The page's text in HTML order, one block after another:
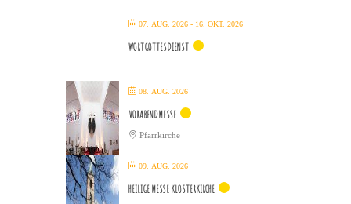
07. AUG. 2026 - 16. OKT. 2026
WORTGOTTESDIENST
08. AUG. 2026
VORABENDMESSE
Pfarrkirche
09. AUG. 2026
HEILIGE MESSE KLOSTERKIRCHE